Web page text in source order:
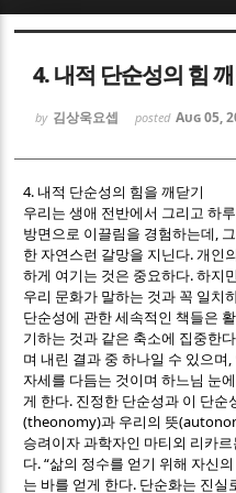
4. 내적 단순성의 힘
by 김상욱요셉 posted Aug 05,
4.내적 단순성의 힘을 깨닫기
우리는 생애 전반에서 그리고 하
방면으로 이끌림을 경험하는데 ,
한 자연스런 갈망을 지닌다.개인
하게 여기는 것은 중요하다.하지
우리 문화가 말하는 것과 꼭 일치
단순성에 관한 세속적인 책들은
기하는 것과 같은 축소에 집중한다
며 내린 결과 중 하나일 수 있으며 ,
자세를 다듬는 것이며 하느님 눈
게 한다. 진정한 단순성과 이 단순
(theonomy)과 우리의 뜻
승려이자 과학자인 마티외 리카
다. “삶의 정수를 얻기 위해 자신
는 바를 얻게 한다. 단순화는 진실
Sketchbook5,
Sketchbook5,
Sketchbook5,
Sketchbook5,